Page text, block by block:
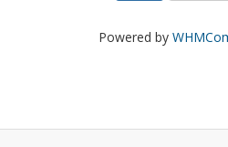
Powered by